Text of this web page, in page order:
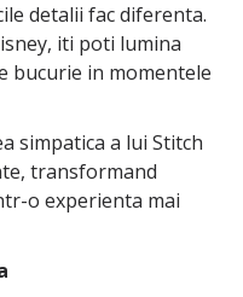
detalii fac diferenta.
iti poti lumina
bucurie in momentele
simpatica a lui Stitch
transformand
o experienta mai